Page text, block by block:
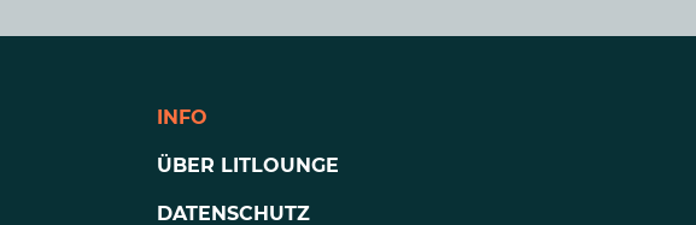
INFO
ÜBER LITLOUNGE
DATENSCHUTZ